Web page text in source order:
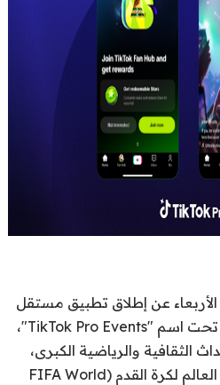
عن إطلاق تطبيق مستقل
جديد في الولايات المتحدة تحت اسم "TikTok Pro Events"،
والرياضية الكبرى،
وفي مقدمتها بطولة كأس العالم لكرة القدم (FIFA World